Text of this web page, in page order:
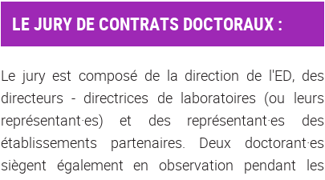
LE JURY DE CONTRATS DOCTORAUX :
Le jury est composé de la direction de l'ED, des
directeurs - directrices de laboratoires (ou leurs
représentant·es) et des représentant·es des
établissements partenaires. Deux doctorant·es
siègent également en observation pendant les